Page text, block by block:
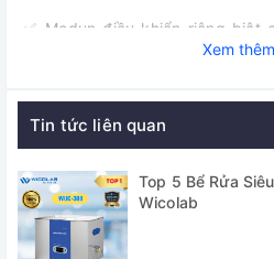
✅ Modun điều khiển riêng biệt
điện và chức năng đặt giờ với
✅ Bảo hiểm PL (Trách nhiệm với
✅ Được cài đặt bởi BTL
định
✅ Thuận tiện dùng để làm sạch
Xem thêm
Tin tức liên quan
Top 5 Bể Rửa
Wicolab